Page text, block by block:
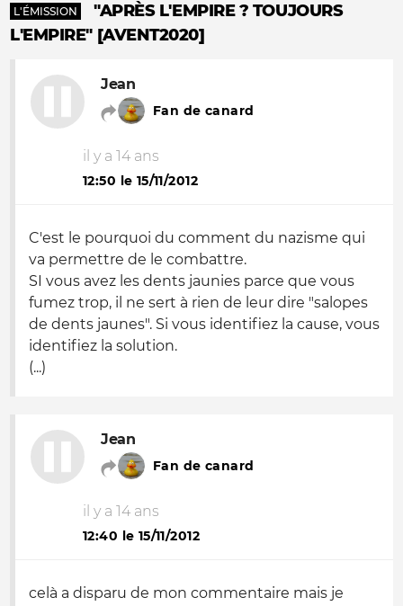
L'ÉMISSION
"APRÈS L'EMPIRE ? TOUJOURS
L'EMPIRE" [AVENT2020]
Jean
Fan de canard
il y a 14 ans
12:50 le 15/11/2012
C'est le pourquoi du comment du nazisme qui
va permettre de le combattre.
SI vous avez les dents jaunies parce que vous
fumez trop, il ne sert à rien de leur dire "salopes
de dents jaunes". Si vous identifiez la cause, vous
identifiez la solution.
(...)
Jean
Fan de canard
il y a 14 ans
12:40 le 15/11/2012
celà a disparu de mon commentaire mais je